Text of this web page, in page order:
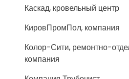
Каскад, кровельный центр
КировПромПол, компания
Колор-Сити, ремонтно-
компания